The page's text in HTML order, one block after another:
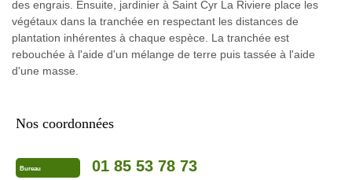
des engrais. Ensuite, jardinier à Saint Cyr La Riviere place les
végétaux dans la tranchée en respectant les distances de
plantation inhérentes à chaque espèce. La tranchée est
rebouchée à l'aide d'un mélange de terre puis tassée à l'aide
d'une masse.
Nos coordonnées
Bureau 01 85 53 78 73